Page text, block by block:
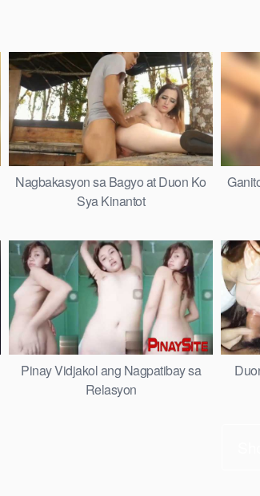
Nagbakasyon sa Bagyo at Duon Ko
Sya Kinantot
Pinay Vidjakol ang Nagpatibay sa
Relasyon